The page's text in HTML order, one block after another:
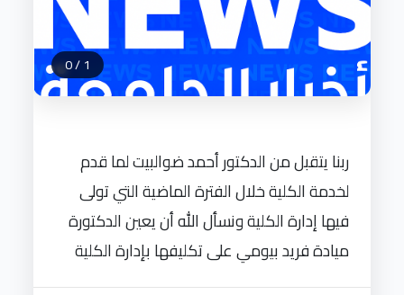
1
/
0
ربنا يتقبل من الدكتور أحمد ضوالبيت لما قدم
لخدمة الكلية خلال الفترة الماضية التي تولى
فيها إدارة الكلية ونسأل الله أن يعين الدكتورة
ميادة فريد بيومي على تكليفها بإدارة الكلية